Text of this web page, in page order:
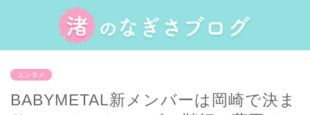
エンタメ
BABYMETAL新メンバーは岡崎で決ま